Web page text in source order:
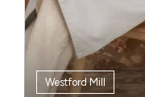
Westford Mill